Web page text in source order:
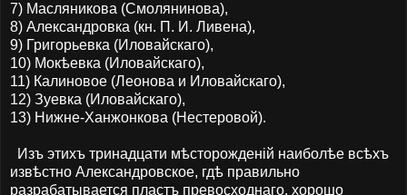
7) Масляникова (Смолянинова),
8) Александровка (кн. П. И. Ливена),
9) Григорьевка (Иловайскаго),
10) Мокѣевка (Иловайскаго),
11) Калиновое (Леонова и Иловайскаго),
12) Зуевка (Иловайскаго),
13) Нижне-Ханжонкова (Нестеровой).
Изъ этихъ тринадцати мѣсторожденій наиболѣе всѣхъ
извѣстно Александровское, гдѣ правильно
разрабатывается пластъ превосходнаго, хорошо